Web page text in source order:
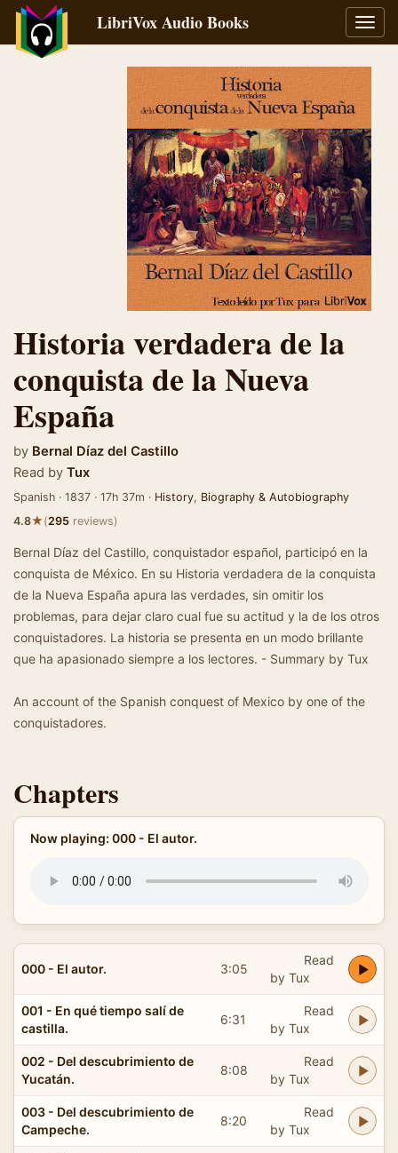
LibriVox Audio Books
Historia verdadera de la
conquista de la Nueva
España
by Bernal Díaz del Castillo
Read by Tux
Spanish · 1837 · 17h 37m · History, Biography & Autobiography
4.8★(295 reviews)
Bernal Díaz del Castillo, conquistador español, participó en la
conquista de México. En su Historia verdadera de la conquista
de la Nueva España apura las verdades, sin omitir los
problemas, para dejar claro cual fue su actitud y la de los otros
conquistadores. La historia se presenta en un modo brillante
que ha apasionado siempre a los lectores. - Summary by Tux
An account of the Spanish conquest of Mexico by one of the
conquistadores.
Chapters
Now playing: 000 - El autor.
000 - El autor. 3:05
Read
by Tux
001 - En qué tiempo salí de
castilla.
6:31
Read
by Tux
002 - Del descubrimiento de
Yucatán.
8:08
Read
by Tux
003 - Del descubrimiento de
Campeche.
8:20
Read
by Tux